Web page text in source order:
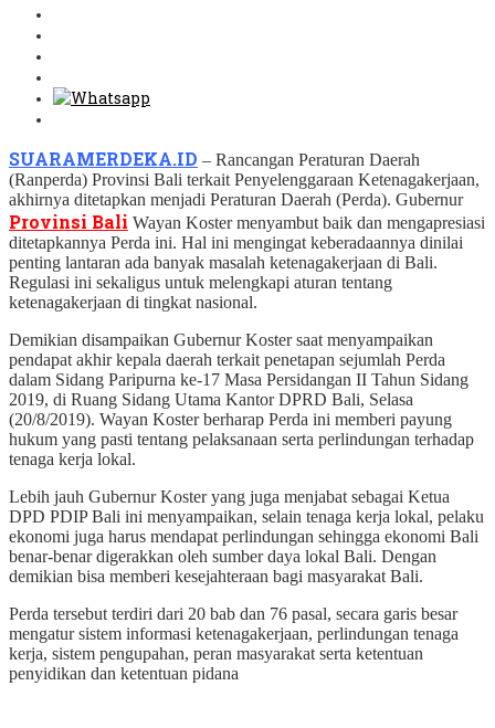
SUARAMERDEKA.ID – Rancangan Peraturan Daerah
(Ranperda) Provinsi Bali terkait Penyelenggaraan Ketenagakerjaan,
akhirnya ditetapkan menjadi Peraturan Daerah (Perda). Gubernur
Provinsi Bali Wayan Koster menyambut baik dan mengapresiasi
ditetapkannya Perda ini. Hal ini mengingat keberadaannya dinilai
penting lantaran ada banyak masalah ketenagakerjaan di Bali.
Regulasi ini sekaligus untuk melengkapi aturan tentang
ketenagakerjaan di tingkat nasional.
Demikian disampaikan Gubernur Koster saat menyampaikan
pendapat akhir kepala daerah terkait penetapan sejumlah Perda
dalam Sidang Paripurna ke-17 Masa Persidangan II Tahun Sidang
2019, di Ruang Sidang Utama Kantor DPRD Bali, Selasa
(20/8/2019). Wayan Koster berharap Perda ini memberi payung
hukum yang pasti tentang pelaksanaan serta perlindungan terhadap
tenaga kerja lokal.
Lebih jauh Gubernur Koster yang juga menjabat sebagai Ketua
DPD PDIP Bali ini menyampaikan, selain tenaga kerja lokal, pelaku
ekonomi juga harus mendapat perlindungan sehingga ekonomi Bali
benar-benar digerakkan oleh sumber daya lokal Bali. Dengan
demikian bisa memberi kesejahteraan bagi masyarakat Bali.
Perda tersebut terdiri dari 20 bab dan 76 pasal, secara garis besar
mengatur sistem informasi ketenagakerjaan, perlindungan tenaga
kerja, sistem pengupahan, peran masyarakat serta ketentuan
penyidikan dan ketentuan pidana